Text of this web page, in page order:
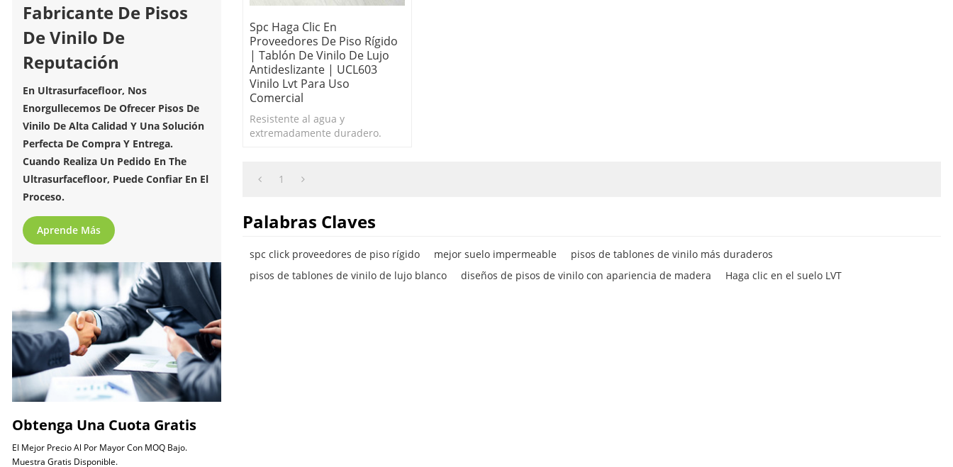
Fabricante De Pisos
De Vinilo De
Reputación
En Ultrasurfacefloor, Nos
Enorgullecemos De Ofrecer Pisos De
Vinilo De Alta Calidad Y Una Solución
Perfecta De Compra Y Entrega.
Cuando Realiza Un Pedido En The
Ultrasurfacefloor, Puede Confiar En El
Proceso.
Aprende Más
Obtenga Una Cuota Gratis
El Mejor Precio Al Por Mayor Con MOQ Bajo.
Muestra Gratis Disponible.
Spc Haga Clic En
Proveedores De Piso Rígido
| Tablón De Vinilo De Lujo
Antideslizante | UCL603
Vinilo Lvt Para Uso
Comercial
Resistente al agua y
extremadamente duradero.
1
Palabras Claves
spc click proveedores de piso rígido mejor suelo impermeable
pisos de tablones de vinilo más duraderos
pisos de tablones de vinilo de lujo blanco
diseños de pisos de vinilo con apariencia de madera Haga clic en el suelo LVT